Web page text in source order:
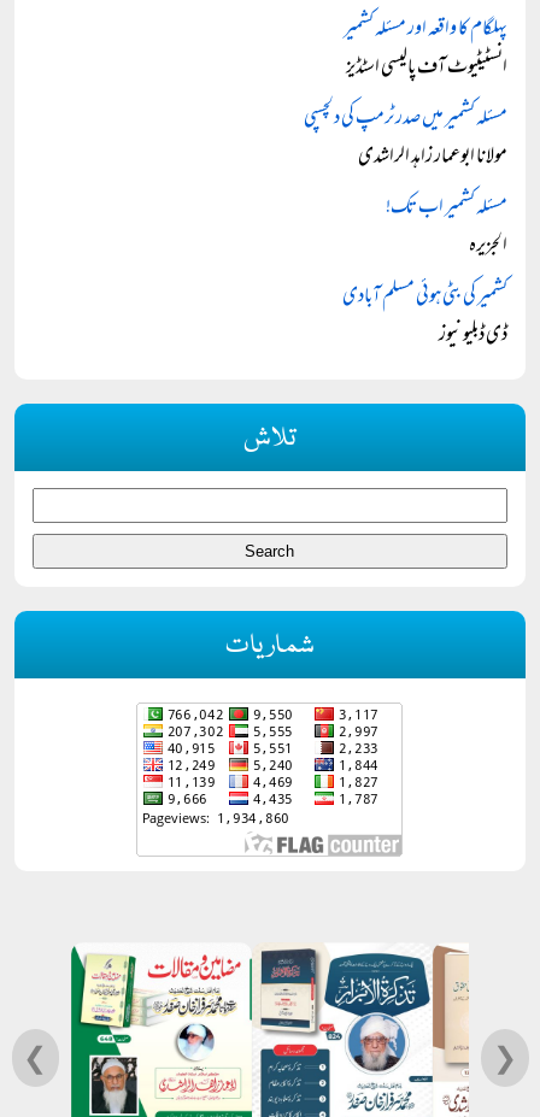
پہلگام کا واقعہ اور مسئلہ کشمیر
انسٹیٹیوٹ آف پالیسی اسٹڈیز
مسئلہ کشمیر میں صدر ٹرمپ کی دلچسپی
مولانا ابوعمار زاہد الراشدی
مسئلہ کشمیر اب تک!
الجزیرہ
کشمیر کی بٹی ہوئی مسلم آبادی
ڈی ڈبلیو نیوز
تلاش
شماریات
❮ ❯